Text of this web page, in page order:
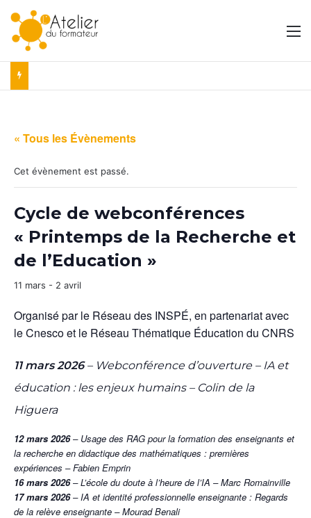
« Tous les Évènements
Cet évènement est passé.
Cycle de webconférences
« Printemps de la Recherche et
de l’Education »
11 mars - 2 avril
Organisé par le Réseau des INSPÉ, en partenariat avec
le Cnesco et le Réseau Thématique Éducation du CNRS
11 mars 2026– Webconférence d’ouverture – IA et
éducation : les enjeux humains – Colin de la
Higuera
12 mars 2026– Usage des RAG pour la formation des enseignants et
la recherche en didactique des mathématiques : premières
expériences – Fabien Emprin
16 mars 2026– L’école du doute à l’heure de l’IA – Marc Romainville
17 mars 2026– IA et identité professionnelle enseignante : Regards
de la relève enseignante – Mourad Benali